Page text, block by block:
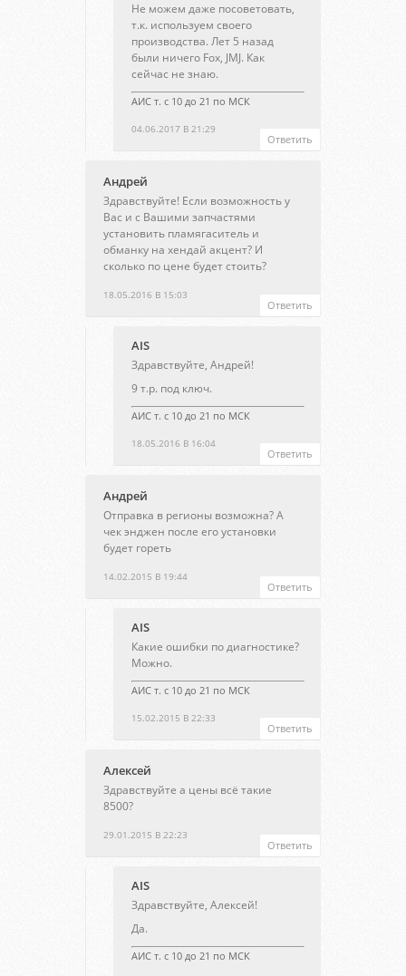
04.06.2017 В 21:29
Не можем даже посоветовать,
т.к. используем своего
производства. Лет 5 назад
были ничего Fox, JMJ. Как
сейчас не знаю.
АИС т. с 10 до 21 по МСК
Ответить
Андрей
18.05.2016 В 15:03
Здравствуйте! Если возможность у
Вас и с Вашими запчастями
установить пламягаситель и
обманку на хендай акцент? И
сколько по цене будет стоить?
Ответить
AIS
18.05.2016 В 16:04
Здравствуйте, Андрей!
9 т.р. под ключ.
АИС т. с 10 до 21 по МСК
Ответить
Андрей
14.02.2015 В 19:44
Отправка в регионы возможна? А
чек энджен после его установки
будет гореть
Ответить
AIS
15.02.2015 В 22:33
Какие ошибки по диагностике?
Можно.
АИС т. с 10 до 21 по МСК
Ответить
Алексей
29.01.2015 В 22:23
Здравствуйте а цены всё такие
8500?
Ответить
AIS
Здравствуйте, Алексей!
Да.
АИС т. с 10 до 21 по МСК